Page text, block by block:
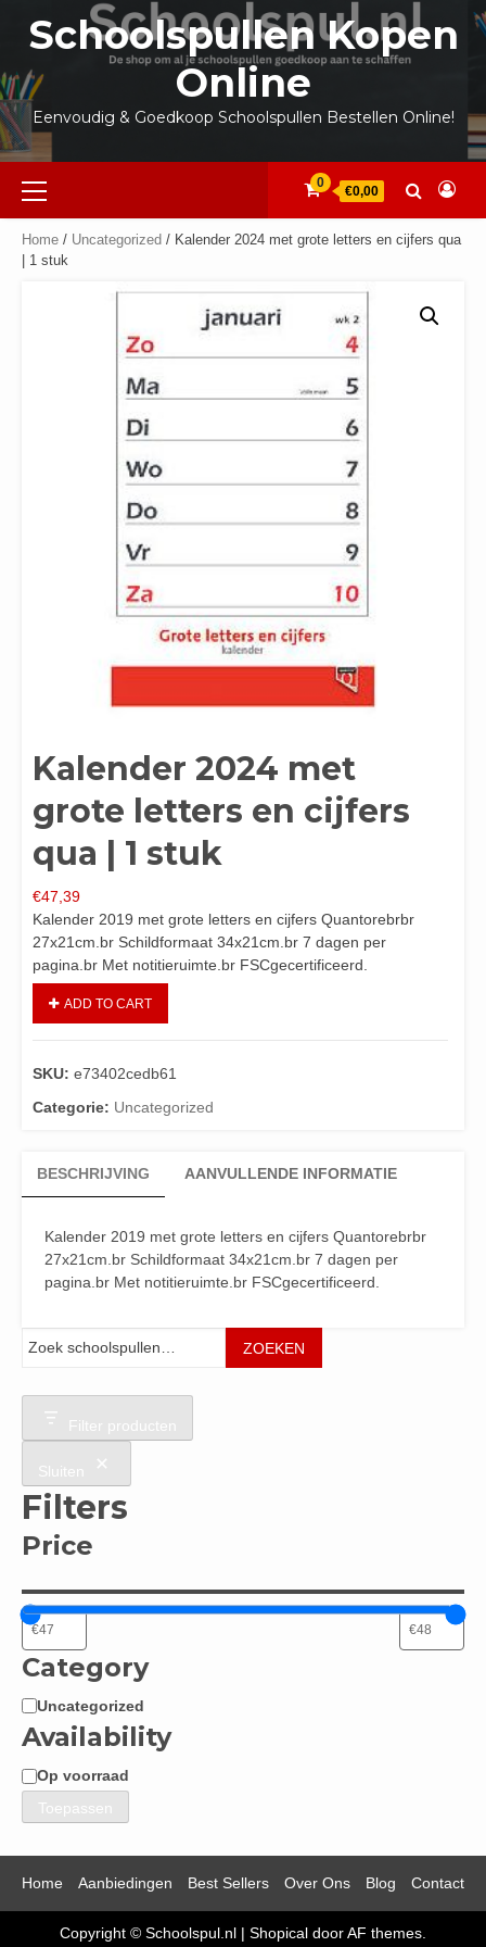
inhoud
Schoolspullen Kopen
Online
Eenvoudig & Goedkoop Schoolspullen Bestellen Online!
Primair
menu
0
€0,00
Home / Uncategorized / Kalender 2024 met grote letters en cijfers qua
| 1 stuk
Kalender 2024 met
grote letters en cijfers
qua | 1 stuk
€47,39
Kalender 2019 met grote letters en cijfers Quantorebrbr
27x21cm.br Schildformaat 34x21cm.br 7 dagen per
pagina.br Met notitieruimte.br FSCgecertificeerd.
ADD TO CART
SKU: e73402cedb61
Categorie: Uncategorized
BESCHRIJVING AANVULLENDE INFORMATIE
Kalender 2019 met grote letters en cijfers Quantorebrbr
27x21cm.br Schildformaat 34x21cm.br 7 dagen per
pagina.br Met notitieruimte.br FSCgecertificeerd.
ZOEKEN
Filter producten
Sluiten
Filters
Price
Category
Categorie
Uncategorized
Availability
Beschikbaarheid
Op voorraad
Toepassen
Home Aanbiedingen Best Sellers Over Ons Blog Contact
Copyright © Schoolspul.nl | Shopical door AF themes.